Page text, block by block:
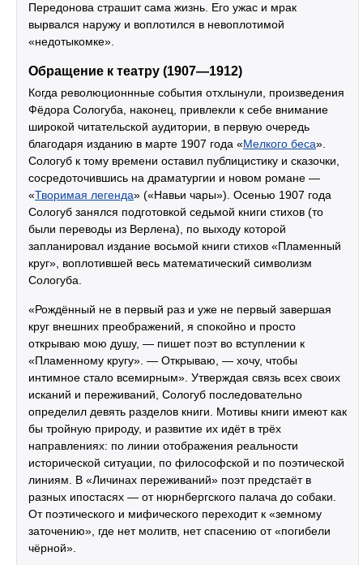
Передонова страшит сама жизнь. Его ужас и мрак
вырвался наружу и воплотился в невоплотимой
«недотыкомке».
Обращение к театру (1907—1912)
Когда революционнные события отхлынули, произведения
Фёдора Сологуба, наконец, привлекли к себе внимание
широкой читательской аудитории, в первую очередь
благодаря изданию в марте 1907 года «Мелкого беса».
Сологуб к тому времени оставил публицистику и сказочки,
сосредоточившись на драматургии и новом романе —
«Творимая легенда» («Навьи чары»). Осенью 1907 года
Сологуб занялся подготовкой седьмой книги стихов (то
были переводы из Верлена), по выходу которой
запланировал издание восьмой книги стихов «Пламенный
круг», воплотившей весь математический символизм
Сологуба.
«Рождённый не в первый раз и уже не первый завершая
круг внешних преображений, я спокойно и просто
открываю мою душу, — пишет поэт во вступлении к
«Пламенному кругу». — Открываю, — хочу, чтобы
интимное стало всемирным». Утверждая связь всех своих
исканий и переживаний, Сологуб последовательно
определил девять разделов книги. Мотивы книги имеют как
бы тройную природу, и развитие их идёт в трёх
направлениях: по линии отображения реальности
исторической ситуации, по философской и по поэтической
линиям. В «Личинах переживаний» поэт предстаёт в
разных ипостасях — от нюрнбергского палача до собаки.
От поэтического и мифического переходит к «земному
заточению», где нет молитв, нет спасению от «погибели
чёрной».